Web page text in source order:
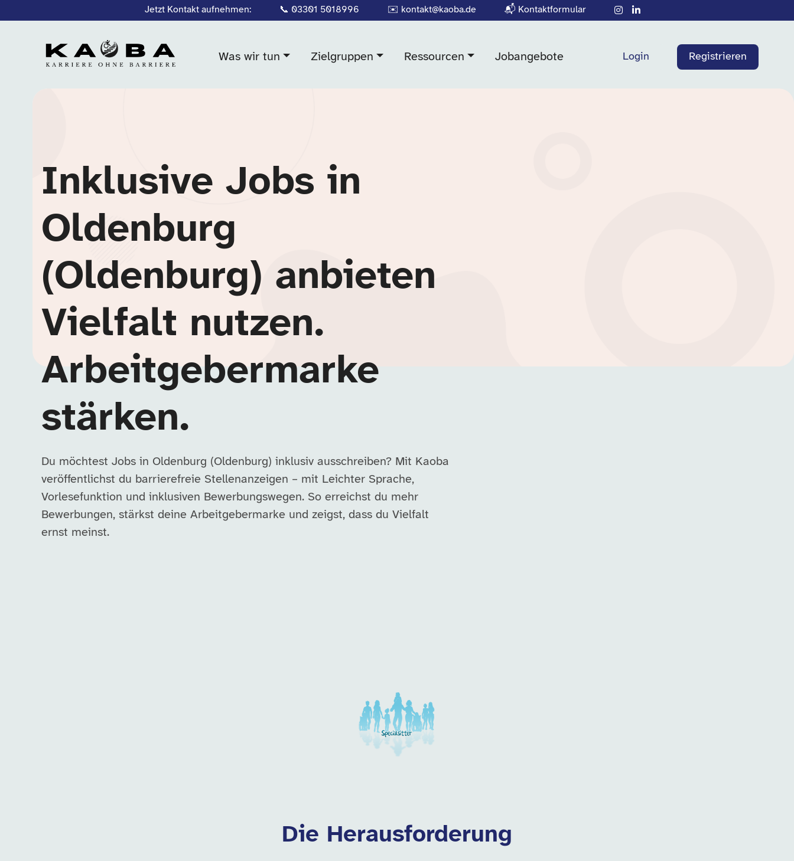
Jetzt Kontakt aufnehmen: 📞 03301 5018996 ✉️ kontakt@kaoba.de 📬 Kontaktformular
Was wir tun Zielgruppen Ressourcen Jobangebote Login Registrieren
Inklusive Jobs in
Oldenburg
(Oldenburg) anbieten
Vielfalt nutzen.
Arbeitgebermarke
stärken.
Du möchtest Jobs in Oldenburg (Oldenburg) inklusiv ausschreiben? Mit Kaoba
veröffentlichst du barrierefreie Stellenanzeigen – mit Leichter Sprache,
Vorlesefunktion und inklusiven Bewerbungswegen. So erreichst du mehr
Bewerbungen, stärkst deine Arbeitgebermarke und zeigst, dass du Vielfalt
ernst meinst.
Unsere Arbeitgeber in dieser Kategorie
Die Herausforderung